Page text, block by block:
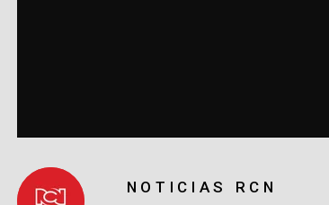
NOTICIAS RCN